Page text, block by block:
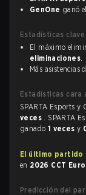
GenOne ganó
Estadísticas
El máximo
eliminaciones.
Más asistencias
Estadísticas cara
SPARTA Esports y
veces . SPARTA
ganado 1 vecesy
El último
en 2026 CCT
Predicción del